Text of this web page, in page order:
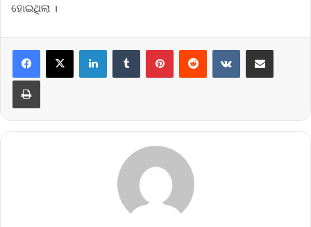
ହୋଇଥିଲା ।